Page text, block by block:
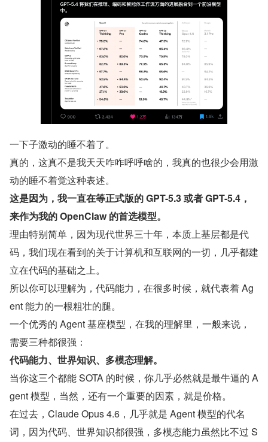
一下子激动的睡不着了。
真的，这真不是我天天咋咋呼呼啥的，我真的也很少会用激
动的睡不着觉这种表述。
这是因为，我一直在等正式版的 GPT-5.3 或者 GPT-5.4，
来作为我的 OpenClaw 的首选模型。
理由特别简单，因为现代世界三十年，本质上基层都是代
码，我们现在看到的关于计算机和互联网的一切，几乎都建
立在代码的基础之上。
所以你可以理解为，代码能力，在很多时候，就代表着 Ag
ent 能力的一根粗壮的腿。
一个优秀的 Agent 基座模型，在我的理解里，一般来说，
需要三种都很强：
代码能力、世界知识、多模态理解。
当你这三个都能 SOTA 的时候，你几乎必然就是最牛逼的 A
gent 模型，当然，还有一个重要的因素，就是价格。
在过去，Claude Opus 4.6，几乎就是 Agent 模型的代名
词，因为代码、世界知识都很强，多模态能力虽然比不过 S